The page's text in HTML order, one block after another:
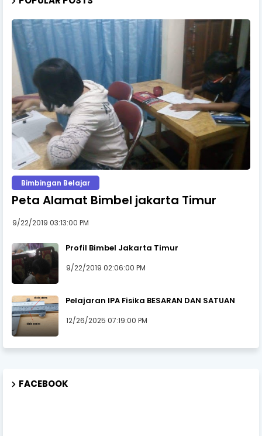
Bimbingan Belajar
Peta Alamat Bimbel jakarta Timur
9/22/2019 03:13:00 PM
Profil Bimbel Jakarta Timur
9/22/2019 02:06:00 PM
Pelajaran IPA Fisika BESARAN DAN SATUAN
12/26/2025 07:19:00 PM
FACEBOOK